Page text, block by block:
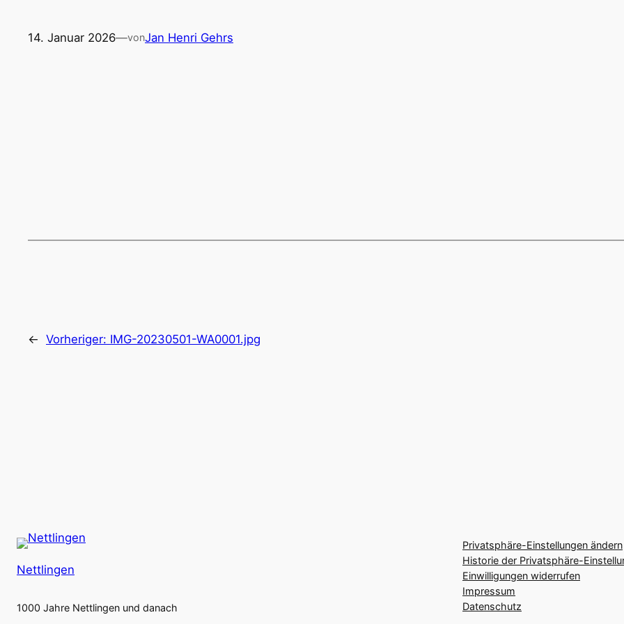
14. Januar 2026—vonJan Henri Gehrs
← Vorheriger: IMG-20230501-WA0001.jpg
Nettlingen
1000 Jahre Nettlingen und danach
Privatsphäre-Einstellungen ändern
Historie der Privatsphäre-
Einwilligungen widerrufen
Impressum
Datenschutz